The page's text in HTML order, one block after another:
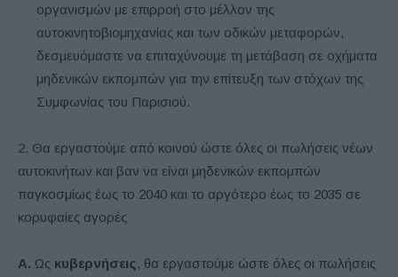
οργανισμών με επιρροή στο μέλλον της
αυτοκινητοβιομηχανίας και των οδικών μεταφορών,
δεσμευόμαστε να επιταχύνουμε τη μετάβαση σε οχήματα
μηδενικών εκπομπών για την επίτευξη των στόχων της
Συμφωνίας του Παρισιού.
2. Θα εργαστούμε από κοινού ώστε όλες οι πωλήσεις νέων
αυτοκινήτων και βαν να είναι μηδενικών εκπομπών
παγκοσμίως έως το 2040 και το αργότερο έως το 2035 σε
κορυφαίες αγορές
Α. Ως κυβερνήσεις , θα εργαστούμε ώστε όλες οι πωλήσεις